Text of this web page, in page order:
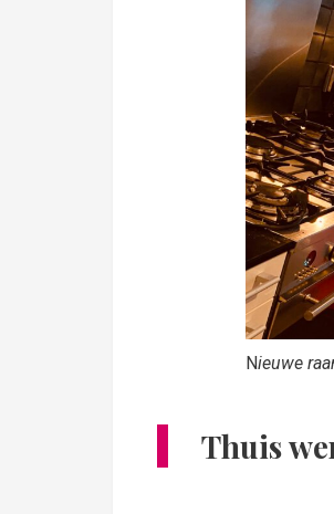
Nieuwe
Thuis